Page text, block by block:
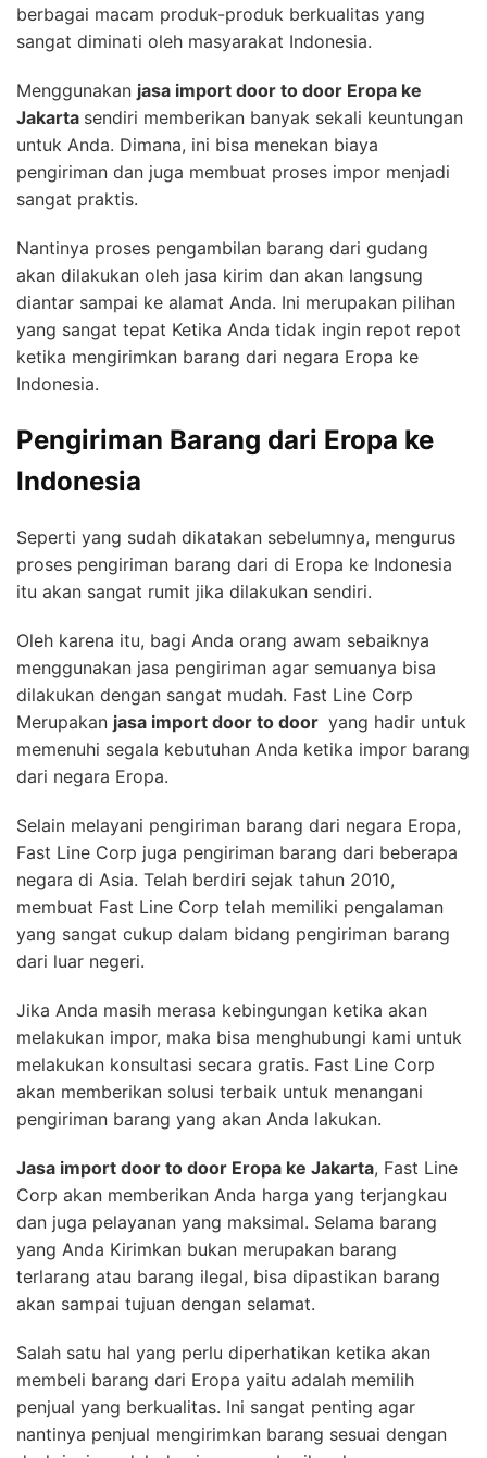
berbagai macam produk-produk berkualitas yang
sangat diminati oleh masyarakat Indonesia.
Menggunakan jasa import door to door Eropa ke
Jakarta sendiri memberikan banyak sekali keuntungan
untuk Anda. Dimana, ini bisa menekan biaya
pengiriman dan juga membuat proses impor menjadi
sangat praktis.
Nantinya proses pengambilan barang dari gudang
akan dilakukan oleh jasa kirim dan akan langsung
diantar sampai ke alamat Anda. Ini merupakan pilihan
yang sangat tepat Ketika Anda tidak ingin repot repot
ketika mengirimkan barang dari negara Eropa ke
Indonesia.
Pengiriman Barang dari Eropa ke
Indonesia
Seperti yang sudah dikatakan sebelumnya, mengurus
proses pengiriman barang dari di Eropa ke Indonesia
itu akan sangat rumit jika dilakukan sendiri.
Oleh karena itu, bagi Anda orang awam sebaiknya
menggunakan jasa pengiriman agar semuanya bisa
dilakukan dengan sangat mudah. Fast Line Corp
Merupakan jasa import door to door yang hadir untuk
memenuhi segala kebutuhan Anda ketika impor barang
dari negara Eropa.
Selain melayani pengiriman barang dari negara Eropa,
Fast Line Corp juga pengiriman barang dari beberapa
negara di Asia. Telah berdiri sejak tahun 2010,
membuat Fast Line Corp telah memiliki pengalaman
yang sangat cukup dalam bidang pengiriman barang
dari luar negeri.
Jika Anda masih merasa kebingungan ketika akan
melakukan impor, maka bisa menghubungi kami untuk
melakukan konsultasi secara gratis. Fast Line Corp
akan memberikan solusi terbaik untuk menangani
pengiriman barang yang akan Anda lakukan.
Jasa import door to door Eropa ke Jakarta, Fast Line
Corp akan memberikan Anda harga yang terjangkau
dan juga pelayanan yang maksimal. Selama barang
yang Anda Kirimkan bukan merupakan barang
terlarang atau barang ilegal, bisa dipastikan barang
akan sampai tujuan dengan selamat.
Salah satu hal yang perlu diperhatikan ketika akan
membeli barang dari Eropa yaitu adalah memilih
penjual yang berkualitas. Ini sangat penting agar
nantinya penjual mengirimkan barang sesuai dengan